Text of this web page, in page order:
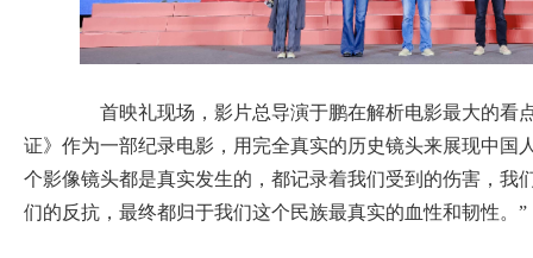
首映礼现场，影片总导演于鹏在解析电影最大的看
证》作为一部纪录电影，用完全真实的历史镜头来展现中国
个影像镜头都是真实发生的，都记录着我们受到的伤害，我
们的反抗，最终都归于我们这个民族最真实的血性和韧性。”